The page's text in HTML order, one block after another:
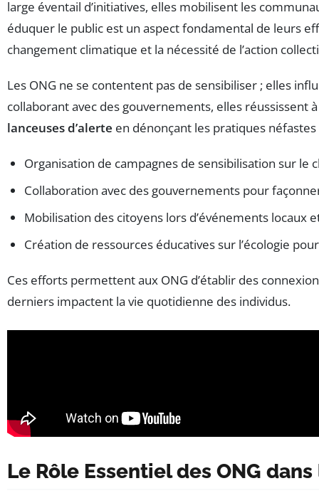
large éventail d’initiatives, elles mobilisent les
éduquer le public est un aspect fondamental de leurs
changement climatique et la nécessité de l’action
Les ONG ne se contentent pas de sensibiliser ; elles
collaborant avec des gouvernements, elles
lanceuses d’alerte en dénonçant les pratiques
Organisation de campagnes de sensibilisation sur le
Collaboration avec des gouvernements pour
Mobilisation des citoyens lors d’événements locaux
Création de ressources éducatives sur l’écologie
Ces efforts permettent aux ONG d’établir des
derniers impactent la vie quotidienne des individus.
Le Rôle Essentiel des ONG